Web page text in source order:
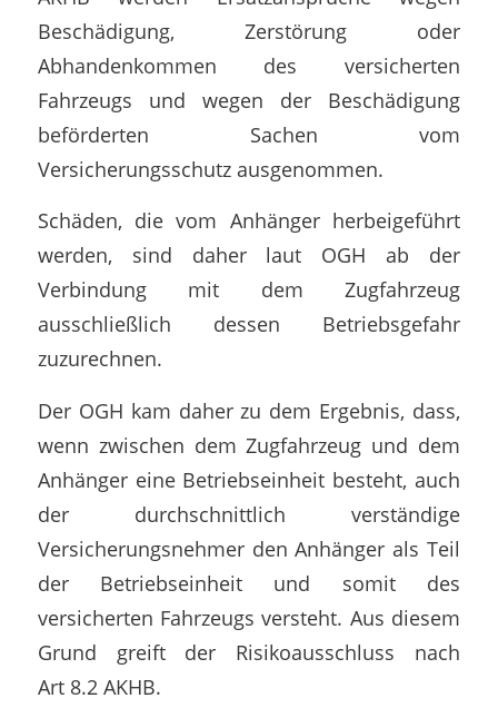
Beschädigung, Zerstörung oder
Abhandenkommen des versicherten
Fahrzeugs und wegen der Beschädigung
beförderten Sachen vom
Versicherungsschutz ausgenommen.
Schäden, die vom Anhänger herbeigeführt
werden, sind daher laut OGH ab der
Verbindung mit dem Zugfahrzeug
ausschließlich dessen Betriebsgefahr
zuzurechnen.
Der OGH kam daher zu dem Ergebnis, dass,
wenn zwischen dem Zugfahrzeug und dem
Anhänger eine Betriebseinheit besteht, auch
der durchschnittlich verständige
Versicherungsnehmer den Anhänger als Teil
der Betriebseinheit und somit des
versicherten Fahrzeugs versteht. Aus diesem
Grund greift der Risikoausschluss nach
Art 8.2 AKHB.